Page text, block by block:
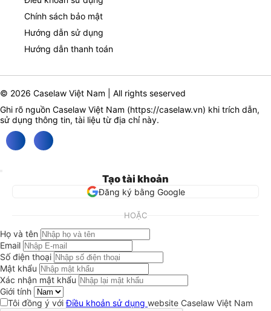
Chính sách bảo mật
Hướng dẫn sử dụng
Hướng dẫn thanh toán
© 2026 Caselaw Việt Nam | All rights seserved
Ghi rõ nguồn Caselaw Việt Nam (https://caselaw.vn) khi trích dẫn,
sử dụng thông tin, tài liệu từ địa chỉ này.
Tạo tài khoản
Đăng ký bằng Google
HOẶC
Họ và tên
Email
Số điện thoại
Mật khẩu
Xác nhận mật khẩu
Giới tính
Tôi đồng ý vớiĐiều khoản sử dụng website Caselaw Việt Nam